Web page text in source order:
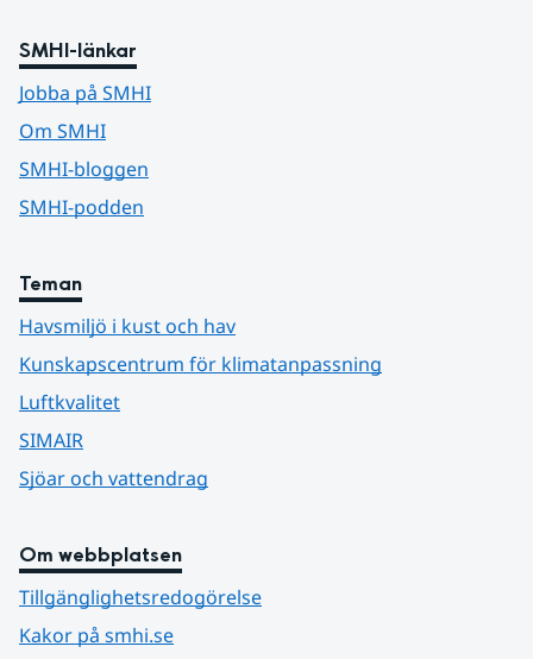
SMHI-länkar
Jobba på SMHI
Om SMHI
SMHI-bloggen
SMHI-podden
Teman
Havsmiljö i kust och hav
Kunskapscentrum för klimatanpassning
Luftkvalitet
SIMAIR
Sjöar och vattendrag
Om webbplatsen
Tillgänglighetsredogörelse
Kakor på smhi.se